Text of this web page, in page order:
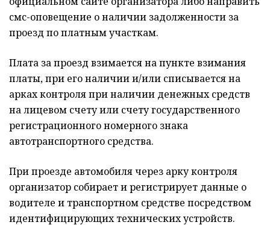
смс-оповещение о наличии задолженности за
проезд по платным участкам.
Плата за проезд взимается на пункте взимания
платы, при его наличии и/или списывается на
арках контроля при наличии денежных средств
на лицевом счету или счету государственного
регистрационного номерного знака
автотранспортного средства.
При проезде автомобиля через арку контроля
организатор собирает и регистрирует данные о
водителе и транспортном средстве посредством
идентифицирующих технических устройств.